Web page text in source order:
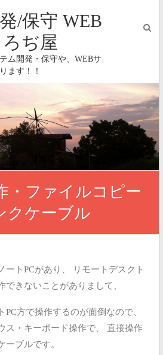
/保守 WEB
ぢ屋
ム開発・保守や、WEBサ
ます！！
・ファイルコピー
クケーブル
トPCがあり、
リモートデスクト
できないことがありまして、
方で操作するのが面倒なので、
・キーボード操作で、
直接操作
ーブルです。